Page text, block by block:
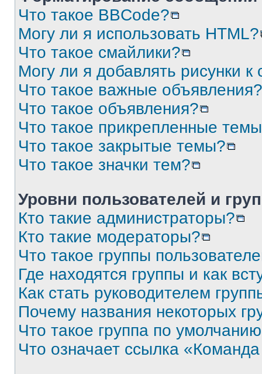
Что такое BBCode?
Могу ли я использовать HTML?
Что такое смайлики?
Могу ли я добавлять рисунки
Что такое важные объявления?
Что такое объявления?
Что такое прикрепленные
Что такое закрытые темы?
Что такое значки тем?
Уровни пользователей и
Кто такие администраторы?
Кто такие модераторы?
Что такое группы
Где находятся группы и как
Как стать руководителем
Почему названия некоторых
Что такое группа по
Что означает ссылка